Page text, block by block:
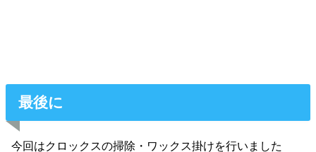
最後に
今回はクロックスの掃除・ワックス掛けを行いました